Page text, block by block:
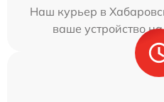
Наш курьер в
ваше устройство